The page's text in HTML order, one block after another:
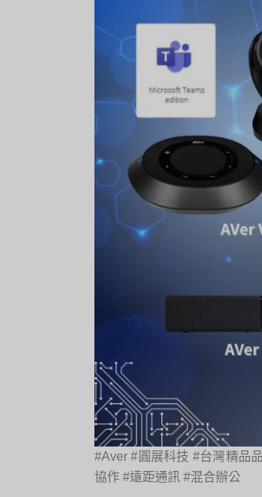
#Aver #圓展科技 #台灣精品
協作 #遠距通訊 #混合辦公